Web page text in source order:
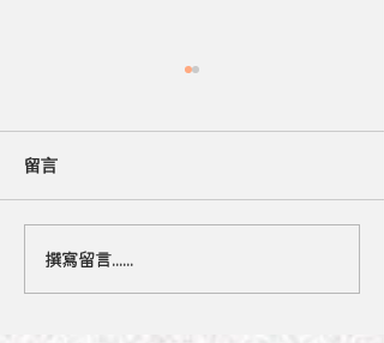
【小心有毒】應避免毛孩
接觸的年花
留言
撰寫留言......